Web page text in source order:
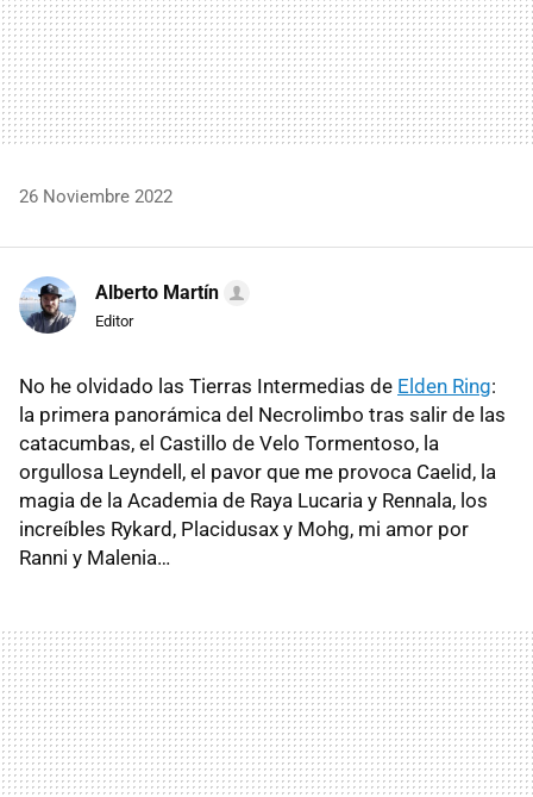
26 Noviembre 2022
Alberto Martín
Editor
No he olvidado las Tierras Intermedias de Elden Ring:
la primera panorámica del Necrolimbo tras salir de las
catacumbas, el Castillo de Velo Tormentoso, la
orgullosa Leyndell, el pavor que me provoca Caelid, la
magia de la Academia de Raya Lucaria y Rennala, los
increíbles Rykard, Placidusax y Mohg, mi amor por
Ranni y Malenia…